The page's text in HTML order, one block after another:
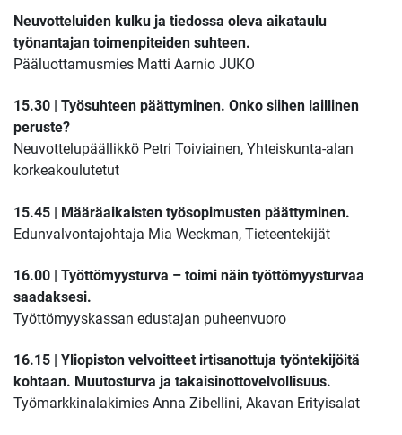
Neuvotteluiden kulku ja tiedossa oleva aikataulu
työnantajan toimenpiteiden suhteen.
Pääluottamusmies Matti Aarnio JUKO
15.30 | Työsuhteen päättyminen. Onko siihen laillinen
peruste?
Neuvottelupäällikkö Petri Toiviainen, Yhteiskunta-alan
korkeakoulutetut
15.45 | Määräaikaisten työsopimusten päättyminen.
Edunvalvontajohtaja Mia Weckman, Tieteentekijät
16.00 | Työttömyysturva – toimi näin työttömyysturvaa
saadaksesi.
Työttömyyskassan edustajan puheenvuoro
16.15 | Yliopiston velvoitteet irtisanottuja työntekijöitä
kohtaan. Muutosturva ja takaisinottovelvollisuus.
Työmarkkinalakimies Anna Zibellini, Akavan Erityisalat